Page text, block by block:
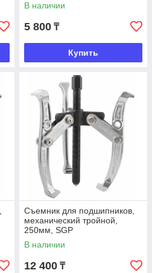
В наличии
5 800 ₸
Купить
Съемник для подшипников,
механический тройной,
250мм, SGP
В наличии
12 400 ₸